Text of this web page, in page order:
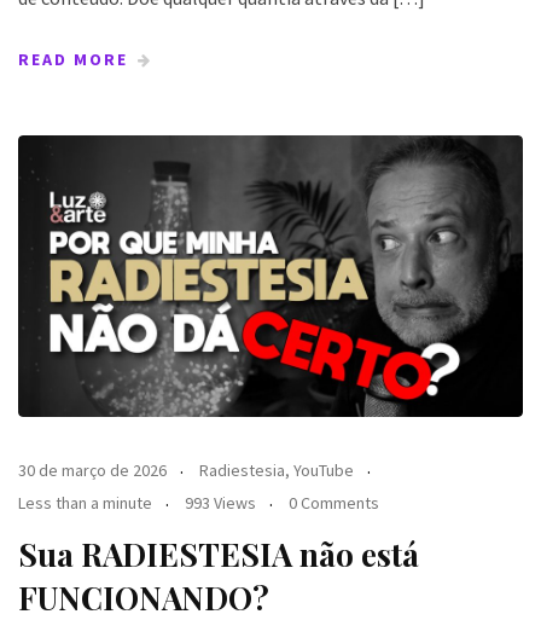
READ MORE
30 de março de 2026 Radiestesia, YouTube
Less than a minute
993 Views 0 Comments
Sua RADIESTESIA não está
FUNCIONANDO?